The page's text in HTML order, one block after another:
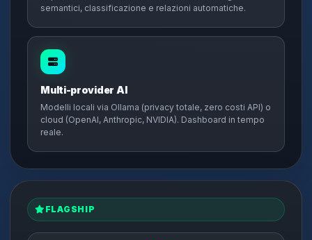
semantici, classificazione e relazioni automatiche.
Multi-provider AI
Modelli locali via Ollama (privacy totale, zero costi API) o
cloud (OpenAI, Anthropic, NVIDIA). Dashboard in tempo
reale.
FLAGSHIP